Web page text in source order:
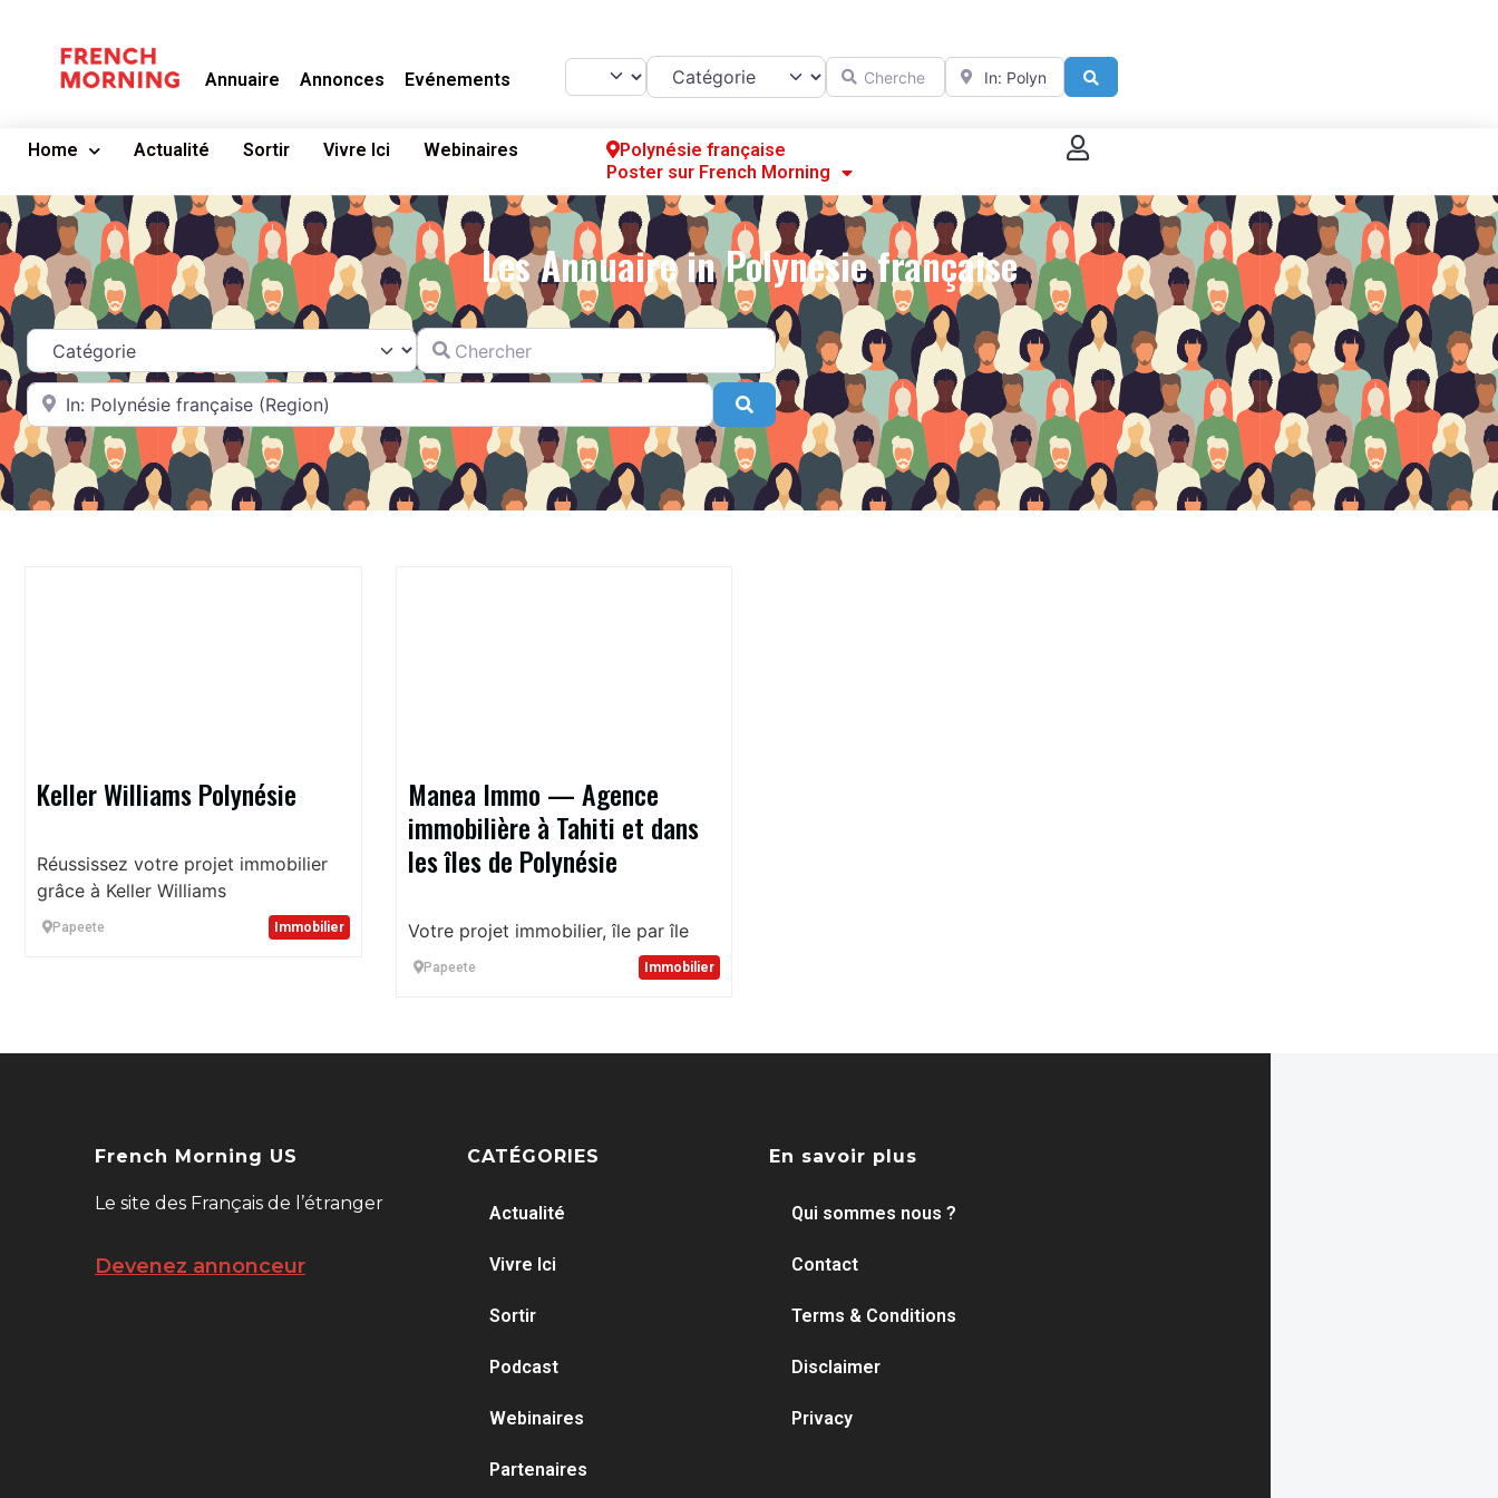
Annuaire Annonces Evénements
Select search type
Catégorie Chercher A proximité de
Home Actualité Sortir Vivre Ici Webinaires
Polynésie française
Poster sur French Morning
Se connecter
S’enregistrer
Poster sur French Morning
Les Annuaire in Polynésie française
Catégorie Chercher
A proximité de
Search
Keller Williams Polynésie
Réussissez votre projet immobilier
grâce à Keller Williams
Papeete Immobilier
Manea Immo — Agence
immobilière à Tahiti et dans
les îles de Polynésie
Votre projet immobilier, île par île
Papeete Immobilier
French Morning US
Le site des Français de l’étranger
Devenez annonceur
CATÉGORIES
Actualité
Vivre Ici
Sortir
Podcast
Webinaires
Partenaires
En savoir plus
Qui sommes nous ?
Contact
Terms & Conditions
Disclaimer
Privacy